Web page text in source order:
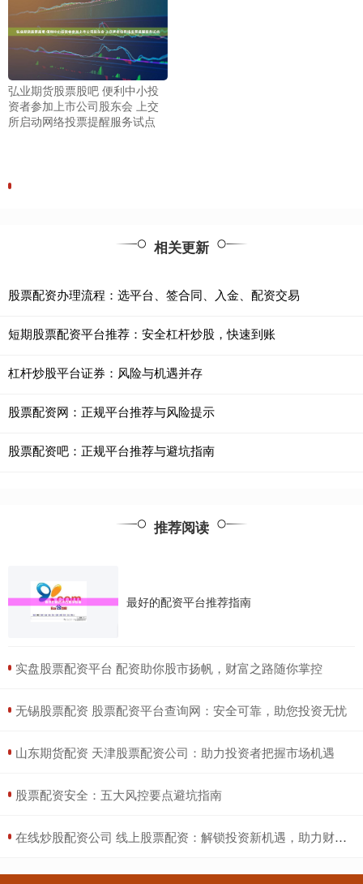
弘业期货股票股吧 便利中小投
资者参加上市公司股东会 上交
所启动网络投票提醒服务试点
相关更新
股票配资办理流程：选平台、签合同、入金、配资交易
短期股票配资平台推荐：安全杠杆炒股，快速到账
杠杆炒股平台证券：风险与机遇并存
股票配资网：正规平台推荐与风险提示
股票配资吧：正规平台推荐与避坑指南
推荐阅读
最好的配资平台推荐指南
​实盘股票配资平台 配资助你股市扬帆，财富之路随你掌控
​无锡股票配资 股票配资平台查询网：安全可靠，助您投资无忧
​山东期货配资 天津股票配资公司：助力投资者把握市场机遇
​股票配资安全：五大风控要点避坑指南
​在线炒股配资公司 线上股票配资：解锁投资新机遇，助力财富增长